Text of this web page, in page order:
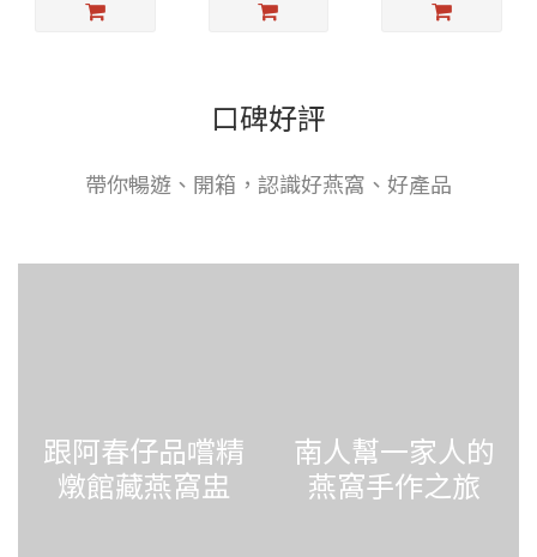
口碑好評
帶你暢遊、開箱，認識好燕窩、好產品
跟阿春仔品嚐精
燉館藏燕窩盅
南人幫一家人的
燕窩手作之旅